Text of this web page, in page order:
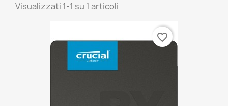
Visualizzati 1-1 su 1 articoli
favorite_border